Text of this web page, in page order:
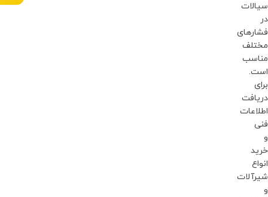
سیالات
در
فشارهای
مختلف
مناسب
است.
برای
دریافت
اطلاعات
فنی
و
خرید
انواع
شیرآلات
و